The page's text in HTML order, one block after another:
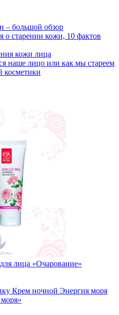
– большой обзор
о старении кожи, 10 фактов
кожи лица
наше лицо или как мы стареем
косметики
лица «Очарование»